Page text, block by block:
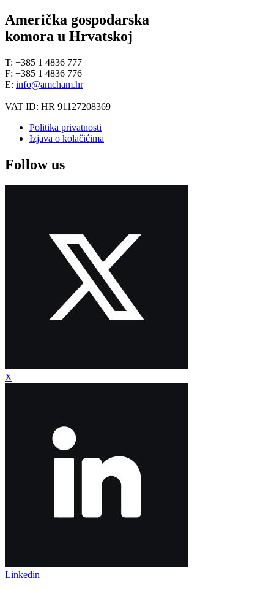
Američka gospodarska
komora u Hrvatskoj
T: +385 1 4836 777
F: +385 1 4836 776
E: info@amcham.hr
VAT ID: HR 91127208369
Politika privatnosti
Izjava o kolačićima
Follow us
X
Linkedin